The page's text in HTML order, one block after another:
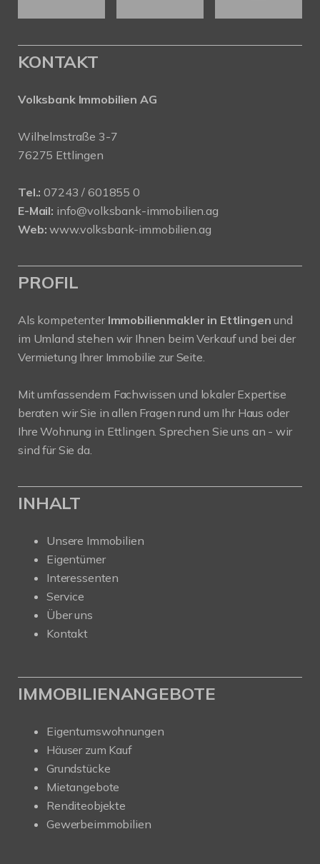
KONTAKT
Volksbank Immobilien AG
Wilhelmstraße 3-7
76275 Ettlingen
Tel.: 07243 / 601855 0
E-Mail: info@volksbank-immobilien.ag
Web: www.volksbank-immobilien.ag
PROFIL
Als kompetenter Immobilienmakler in Ettlingen und
im Umland stehen wir Ihnen beim Verkauf und bei der
Vermietung Ihrer Immobilie zur Seite.
Mit umfassendem Fachwissen und lokaler Expertise
beraten wir Sie in allen Fragen rund um Ihr Haus oder
Ihre Wohnung in Ettlingen. Sprechen Sie uns an - wir
sind für Sie da.
INHALT
Unsere Immobilien
Eigentümer
Interessenten
Service
Über uns
Kontakt
IMMOBILIENANGEBOTE
Eigentumswohnungen
Häuser zum Kauf
Grundstücke
Mietangebote
Renditeobjekte
Gewerbeimmobilien